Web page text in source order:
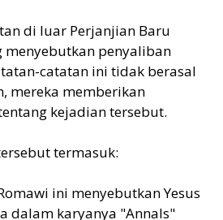
di luar Perjanjian Baru
penyaliban
catatan ini tidak berasal
mereka memberikan
kejadian tersebut.
termasuk:
ini menyebutkan Yesus
dalam karyanya "Annals"